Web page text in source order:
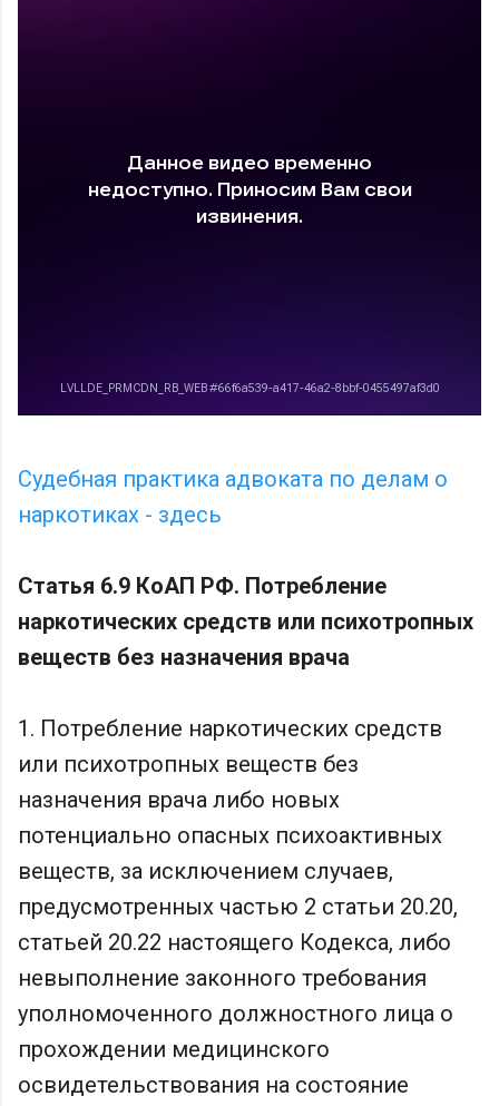
Судебная практика адвоката по делам о
наркотиках - здесь
Статья 6.9 КоАП РФ. Потребление
наркотических средств или психотропных
веществ без назначения врача
1. Потребление наркотических средств
или психотропных веществ без
назначения врача либо новых
потенциально опасных психоактивных
веществ, за исключением случаев,
предусмотренных частью 2 статьи 20.20,
статьей 20.22 настоящего Кодекса, либо
невыполнение законного требования
уполномоченного должностного лица о
прохождении медицинского
освидетельствования на состояние